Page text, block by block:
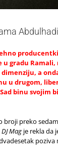
gradu
a
u drugom,
binu svojim
broji preko
DJ Mag je rekla da
poziva